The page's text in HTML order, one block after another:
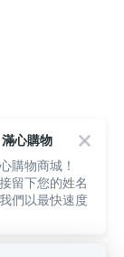
心購物
購物商城！
留下您的姓名
們以最快速度